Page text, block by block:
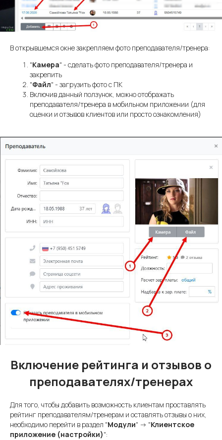
В открывшемся окне закрепляем фото преподавателя/тренера:
"Камера" - сделать фото преподавателя/тренера и
закрепить
"Файл" - загрузить фото с ПК
Включив данный ползунок, можно отображать
преподавателя/тренера в мобильном приложении (для
оценки и отзывов клиентов или просто ознакомления)
Включение рейтинга и отзывов о
преподавателях/тренерах
Для того, чтобы добавить возможность клиентам проставлять
рейтинг преподавателям/тренерам и оставлять отзывы о них,
необходимо перейти в раздел "Модули" -> "Клиентское
приложение (настройки)":